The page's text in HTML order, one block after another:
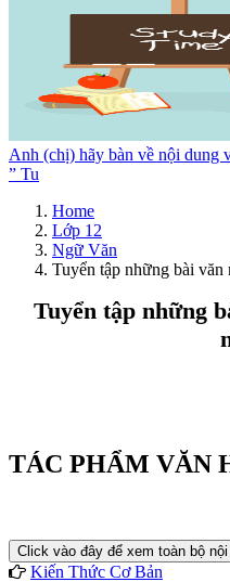
Anh (chị) hãy bàn về nội dung
” Tu
Home
Lớp 12
Ngữ Văn
Tuyển tập những bài văn
Tuyển tập những
TÁC PHẨM VĂN
Click vào đây để xem toàn bộ
Kiến Thức Cơ Bản